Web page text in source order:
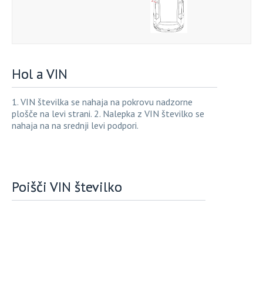
Hol a VIN
1. VIN številka se nahaja na pokrovu nadzorne
plošče na levi strani. 2. Nalepka z VIN številko se
nahaja na na srednji levi podpori.
Poišči VIN številko